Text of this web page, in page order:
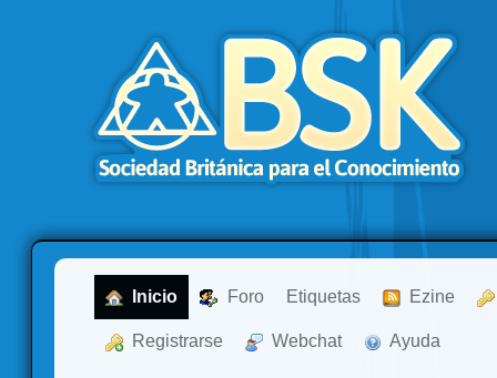
Inicio Foro Etiquetas Ezine
Registrarse Webchat Ayuda